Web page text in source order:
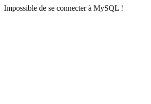
Impossible de se connecter à MySQL !